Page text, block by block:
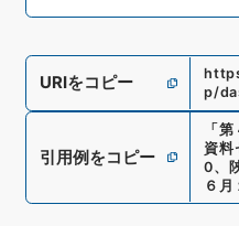
URIをコピー
p/
引用例をコピー
「第
資料
0、
６月